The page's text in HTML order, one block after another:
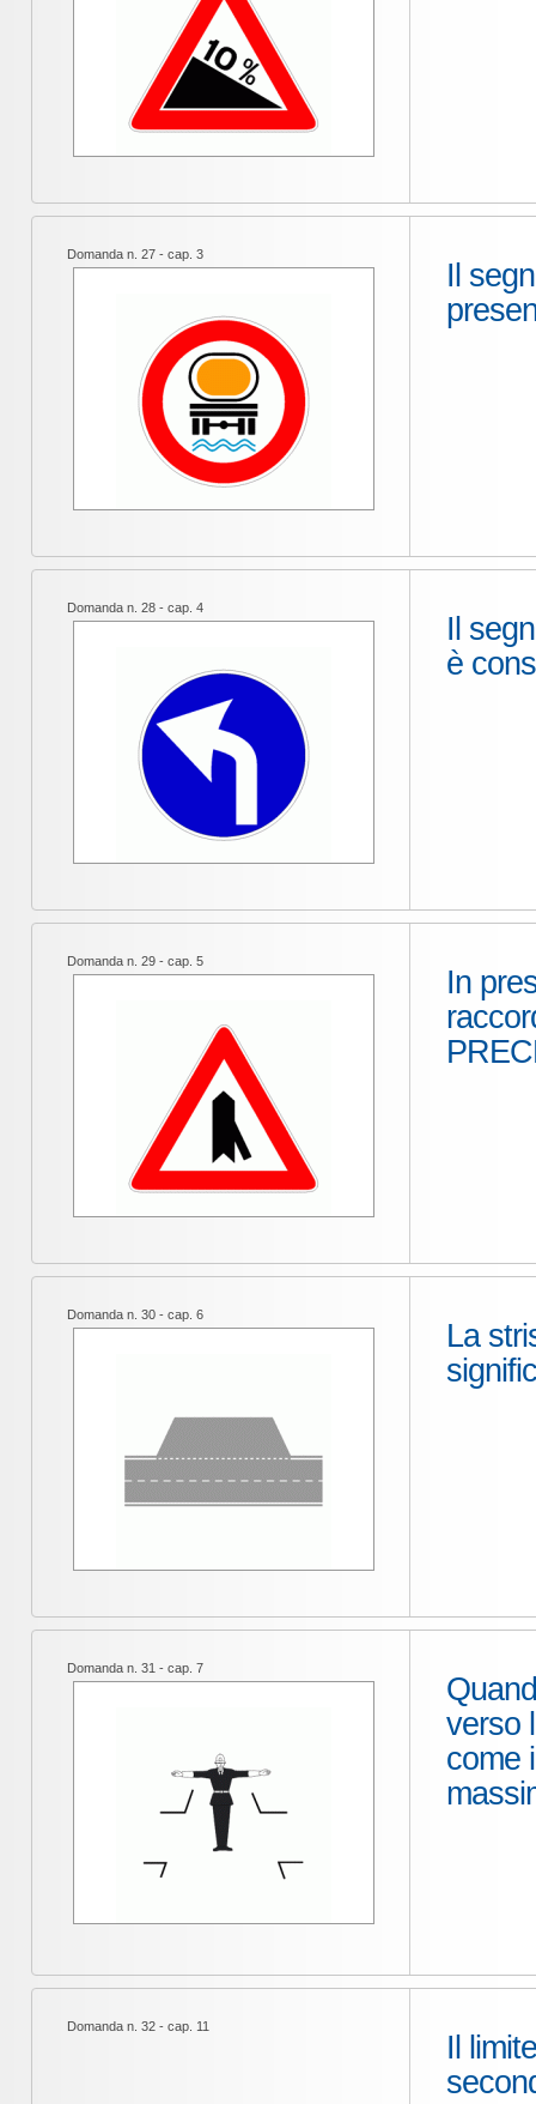
Domanda n. 27 - cap. 3
Il
Domanda n. 28 - cap. 4
Il
è
Domanda n. 29 - cap. 5
In
Domanda n. 30 - cap. 6
La
Domanda n. 31 - cap. 7
verso
come
Domanda n. 32 - cap. 11
Il